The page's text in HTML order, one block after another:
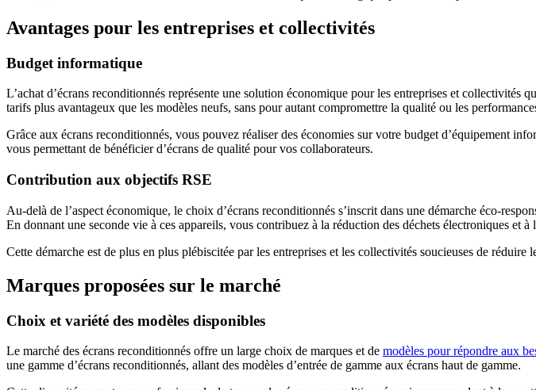
Avantages pour les entreprises et collectivités
Budget informatique
L’achat d’écrans reconditionnés représente une solution économique pour les entreprises et
tarifs plus avantageux que les modèles neufs, sans pour autant compromettre la qualité ou les
Grâce aux écrans reconditionnés, vous pouvez réaliser des économies sur votre budget d’équipement
vous permettant de bénéficier d’écrans de qualité pour vos collaborateurs.
Contribution aux objectifs RSE
Au-delà de l’aspect économique, le choix d’écrans reconditionnés s’inscrit dans une démarche éco-
En donnant une seconde vie à ces appareils, vous contribuez à la réduction des déchets électroniques et à
Cette démarche est de plus en plus plébiscitée par les entreprises et les collectivités soucieuses de
Marques proposées sur le marché
Choix et variété des modèles disponibles
Le marché des écrans reconditionnés offre un large choix de marques et de modèles pour répondre aux
une gamme d’écrans reconditionnés, allant des modèles d’entrée de gamme aux écrans haut de gamme.